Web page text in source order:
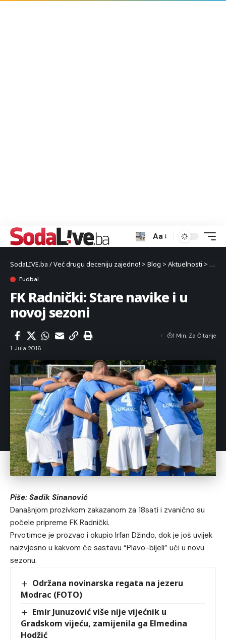
Aa
SodaLIVE.ba / Već drugu deceniju zajedno! > Blog > Aktuelnosti > Sport
Fudbal
FK Radnički: Stare navike i u
novoj sezoni
1. Jula 2016.
1 Min. Za Čitanje
Piše: Sadik Sinanović
Današnjom prozivkom zakazanom za 18sati i zvanično su
počele pripreme FK Radnički.
Prvotimce je prozvao i okupio Irfan Džindo, dok je još uvijek
naizvjesno u kakvom će sastavu “Plavo-bijeli” ući u novu
sezonu.
Održana novinarska regata na jezeru
Modrac (FOTO)
Emir Junuzović više nije vijećnik u
Gradskom vijeću, zamijenila ga Elmedina
Hodžić